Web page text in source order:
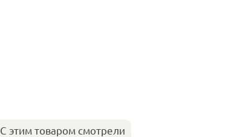
С этим товаром смотрели